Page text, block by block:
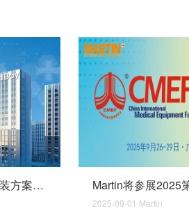
马丁医用包装：定制医用包装方案，守护安全，合规品质双保障
2025-09-01 Martin